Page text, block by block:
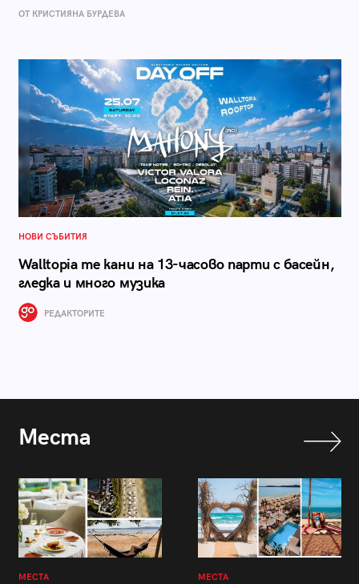
ОТ КРИСТИЯНА БУРДЕВА
НОВИ СЪБИТИЯ
Walltopia те кани на 13-часово парти с басейн,
гледка и много музика
РЕДАКТОРИТЕ
Места
МЕСТА МЕСТА